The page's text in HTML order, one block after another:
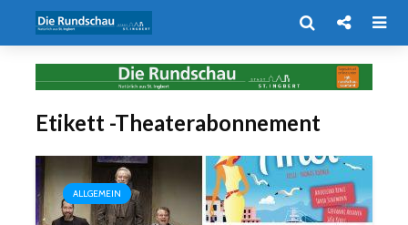
Etikett -Theaterabonnement
ALLGEMEIN